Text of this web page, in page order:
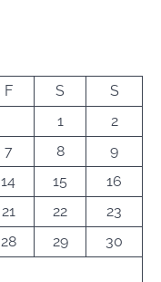
F S
S
1
2
7 8
9
14 15
16
21 22
23
28 29
30